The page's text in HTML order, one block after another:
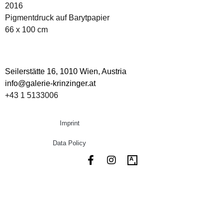
2016
Pigmentdruck auf Barytpapier
66 x 100 cm
Seilerstätte 16, 1010 Wien, Austria
info@galerie-krinzinger.at
+43 1 5133006
Imprint
Data Policy